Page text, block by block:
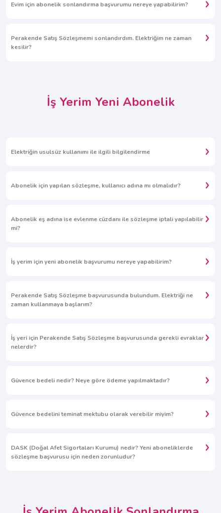
Evim için abonelik sonlandırma başvurumu nereye yapabilirim?
Perakende Satış Sözleşmemi sonlandırdım. Elektriğim ne zaman
kesilir?
İş Yerim Yeni Abonelik
Elektriğin usulsüz kullanımı ile ilgili bilgilendirme
Abonelik için yapılan sözleşme, kullanıcı adına mı olmalıdır?
Abonelik eş adına ise evlenme cüzdanı ile sözleşme iptali yapılabilir
mi?
İş yerim için yeni abonelik başvurumu nereye yapabilirim?
Perakende Satış Sözleşme başvurusunda bulundum. Elektriği ne
zaman kullanmaya başlarım?
İş yeri için Perakende Satış Sözleşme başvurusunda gerekli evraklar
nelerdir?
Güvence bedeli nedir? Neye göre ödeme yapılmaktadır?
Güvence bedelini teminat mektubu olarak verebilir miyim?
DASK (Doğal Afet Sigortaları Kurumu) nedir? Yeni aboneliklerde
sözleşme başvurusu için neden zorunludur?